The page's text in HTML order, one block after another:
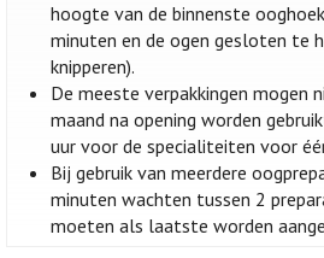
hoogte van de binnenste
minuten en de ogen gesloten te
knipperen).
De meeste verpakkingen mogen
maand na opening worden
uur voor de specialiteiten voor
Bij gebruik van meerdere
minuten wachten tussen 2
moeten als laatste worden